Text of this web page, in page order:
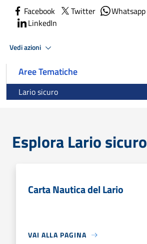
Facebook Twitter Whatsapp
LinkedIn
Vedi azioni
Aree Tematiche
Lario sicuro
Esplora Lario sicuro
Carta Nautica del Lario
VAI ALLA PAGINA